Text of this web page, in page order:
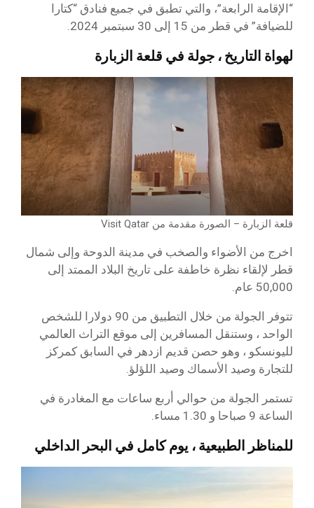
“الإقامة الرابعة”، والتي تطبق في جميع فنادق “كتارا
للضيافة” في قطر من 15 إلى 30 سبتمبر 2024.
لهواة التاريخ ، جولة في قلعة الزبارة
قلعة الزبارة – الصورة مقدمة من Visit Qatar
اخرج من الأضواء والصخب في مدينة الدوحة وإلى شمال
قطر لإلقاء نظرة خاطفة على تاريخ البلاد الممتد إلى
50,000 عام.
تتوفر الجولة من خلال التطبيق من 90 دولارا للشخص
الواحد ، وستنقل المسافرين إلى موقع التراث العالمي
لليونسكو ، وهو حصن قديم ازدهر في السابق كمركز
للتجارة وصيد الأسماك وصيد اللؤلؤ.
تستمر الجولة من حوالي أربع ساعات مع المغادرة في
الساعة 9 صباحا و 1.30 مساء.
للمناظر الطبيعية ، يوم كامل في البحر الداخلي